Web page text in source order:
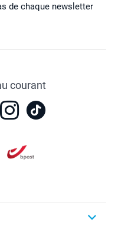
de chaque newsletter
courant